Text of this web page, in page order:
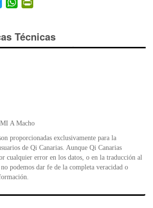
wi
er
h
s
A
ri
e
Técnicas
A Macho
proporcionadas exclusivamente para la
de Qi Canarias. Aunque Qi Canarias
cualquier error en los datos, o en la traducción al
podemos dar fe de la completa veracidad o